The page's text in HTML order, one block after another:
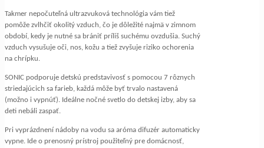
Takmer nepočuteľná ultrazvuková technológia vám tiež
pomôže zvlhčiť okolitý vzduch, čo je dôležité najmä v zimnom
období, kedy je nutné sa brániť príliš suchému ovzdušia. Suchý
vzduch vysušuje oči, nos, kožu a tiež zvyšuje riziko ochorenia
na chrípku.
SONIC podporuje detskú predstavivosť s pomocou 7 rôznych
striedajúcich sa farieb, každá môže byť trvalo nastavená
(možno i vypnúť). Ideálne nočné svetlo do detskej izby, aby sa
deti nebáli zaspať.
Pri vyprázdnení nádoby na vodu sa aróma difuzér automaticky
vypne. Ide o prenosný prístroj použiteľný pre domácnosť,